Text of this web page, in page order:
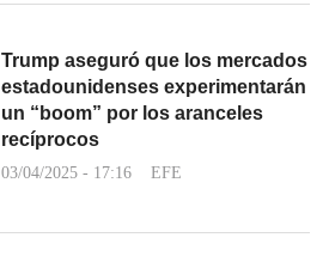
Trump aseguró que los mercados
estadounidenses experimentarán
un “boom” por los aranceles
recíprocos
03/04/2025 - 17:16 EFE